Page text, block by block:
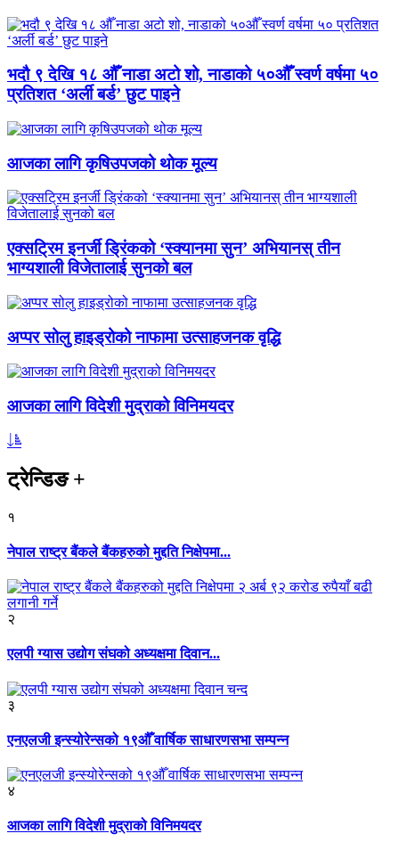
भदौ ९ देखि १८ औँ नाडा अटो शो, नाडाको ५०औँ स्वर्ण वर्षमा ५०
प्रतिशत ‘अर्ली बर्ड’ छुट पाइने
आजका लागि कृषिउपजको थोक मूल्य
एक्सट्रिम इनर्जी ड्रिंकको ‘स्क्यानमा सुन’ अभियानस् तीन
भाग्यशाली विजेतालाई सुनको बल
अप्पर सोलु हाइड्रोको नाफामा उत्साहजनक वृद्धि
आजका लागि विदेशी मुद्राको विनिमयदर
ट्रेन्डिङ+
१
नेपाल राष्ट्र बैंकले बैंकहरुको मुद्दति निक्षेपमा...
२
एलपी ग्यास उद्योग संघको अध्यक्षमा दिवान...
३
एनएलजी इन्स्योरेन्सको १९औँ वार्षिक साधारणसभा सम्पन्न
४
आजका लागि विदेशी मुद्राको विनिमयदर